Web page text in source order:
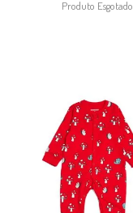
Produto Esgotado